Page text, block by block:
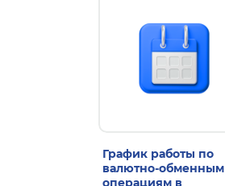
График работы по
валютно-обменным
операциям в